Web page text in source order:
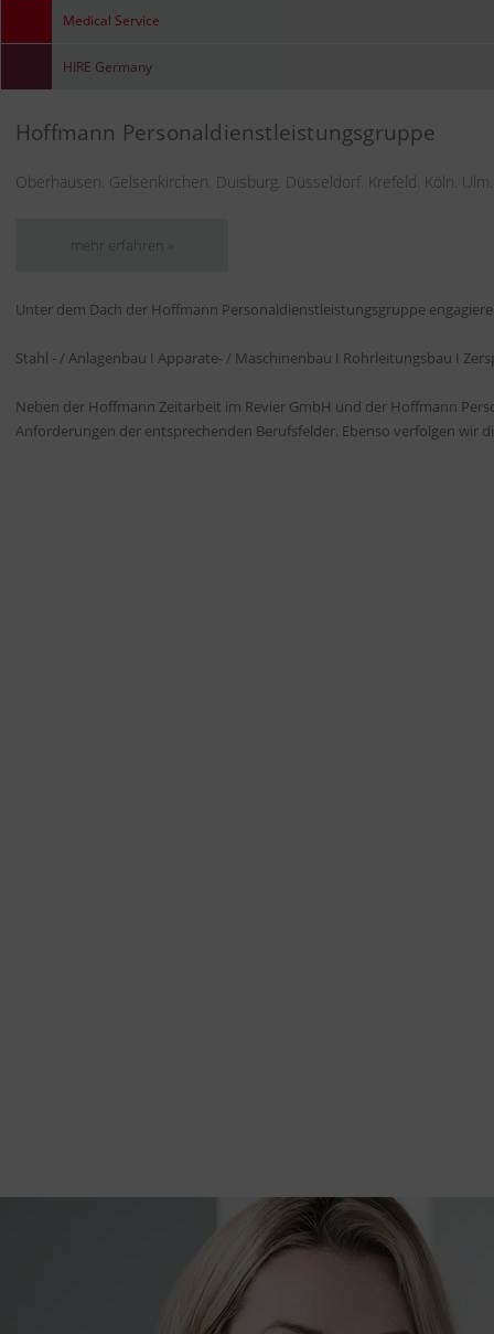
Medical Service
HIRE Germany
Hoffmann Personaldienstleistungsgruppe
Oberhausen. Gelsenkirchen. Duisburg. Düsseldorf. Krefeld. Köln. Ulm.
mehr erfahren »
Unter dem Dach der Hoffmann Personaldienstleistungsgruppe
Stahl - / Anlagenbau I Apparate- / Maschinenbau I Rohrleitungsbau I
Neben der Hoffmann Zeitarbeit im Revier GmbH und der Hoffmann
Anforderungen der entsprechenden Berufsfelder. Ebenso verfolgen wir